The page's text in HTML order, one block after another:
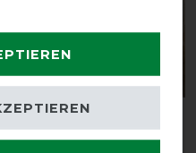
Fliegenschutzmaske